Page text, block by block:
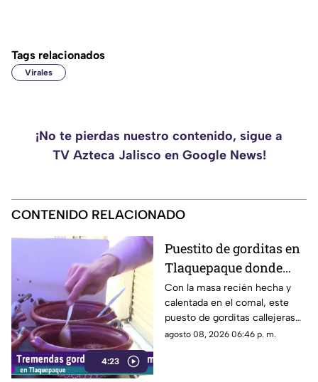
Tags relacionados
Virales
¡No te pierdas nuestro contenido, sigue a
TV Azteca Jalisco en Google News!
CONTENIDO RELACIONADO
4:23
Puestito de gorditas en
Tlaquepaque donde
una nunca es suficiente
Con la masa recién hecha y
calentada en el comal, este
puesto de gorditas callejeras
en Tlaquepaque promete
agosto 08, 2026 06:46 p. m.